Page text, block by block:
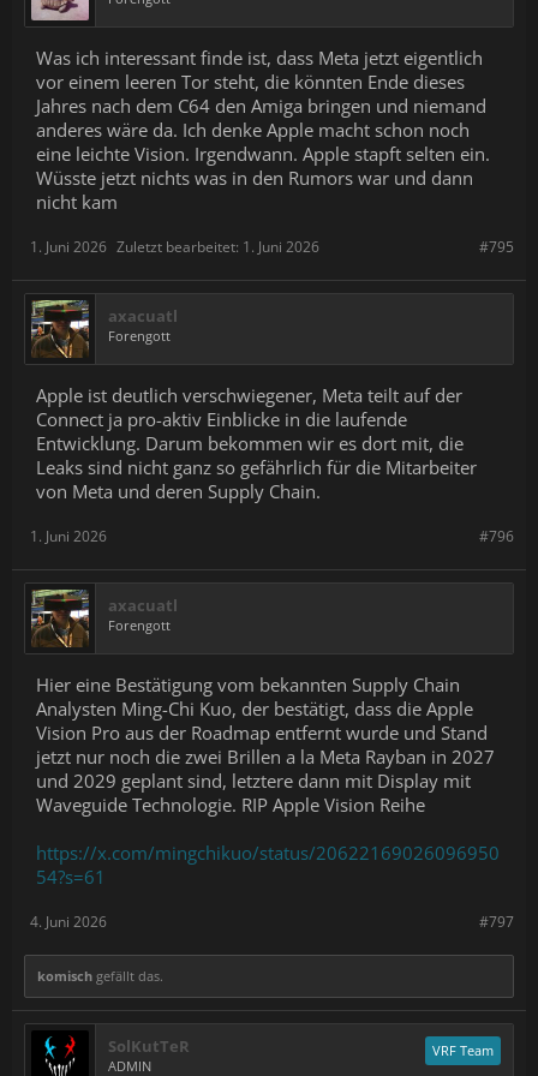
Was ich interessant finde ist, dass Meta jetzt eigentlich
vor einem leeren Tor steht, die könnten Ende dieses
Jahres nach dem C64 den Amiga bringen und niemand
anderes wäre da. Ich denke Apple macht schon noch
eine leichte Vision. Irgendwann. Apple stapft selten ein.
Wüsste jetzt nichts was in den Rumors war und dann
nicht kam
#795
1. Juni 2026 Zuletzt bearbeitet: 1. Juni 2026
axacuatl
Forengott
Apple ist deutlich verschwiegener, Meta teilt auf der
Connect ja pro-aktiv Einblicke in die laufende
Entwicklung. Darum bekommen wir es dort mit, die
Leaks sind nicht ganz so gefährlich für die Mitarbeiter
von Meta und deren Supply Chain.
#796
1. Juni 2026
axacuatl
Forengott
Hier eine Bestätigung vom bekannten Supply Chain
Analysten Ming-Chi Kuo, der bestätigt, dass die Apple
Vision Pro aus der Roadmap entfernt wurde und Stand
jetzt nur noch die zwei Brillen a la Meta Rayban in 2027
und 2029 geplant sind, letztere dann mit Display mit
Waveguide Technologie. RIP Apple Vision Reihe
https://x.com/mingchikuo/status/20622169026096950
54?s=61
#797
4. Juni 2026
komisch gefällt das.
SolKutTeR
ADMIN
VRF Team